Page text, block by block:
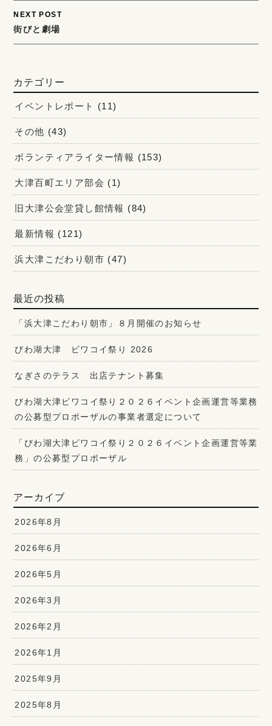
NEXT POST
街びと劇場
カテゴリー
イベントレポート (11)
その他 (43)
ボランティアライター情報 (153)
大津百町エリア部会 (1)
旧大津公会堂貸し館情報 (84)
最新情報 (121)
浜大津こだわり朝市 (47)
最近の投稿
「浜大津こだわり朝市」８月開催のお知らせ
びわ湖大津 ビワコイ祭り 2026
なぎさのテラス 出店テナント募集
びわ湖大津ビワコイ祭り２０２６イベント企画運営等業務
の公募型プロポーザルの事業者選定について
「びわ湖大津ビワコイ祭り２０２６イベント企画運営等業
務」の公募型プロポーザル
アーカイブ
2026年8月
2026年6月
2026年5月
2026年3月
2026年2月
2026年1月
2025年9月
2025年8月